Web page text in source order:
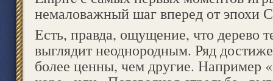
немаловажный шаг вперед от эпохи
Есть, правда, ощущение, что дерево
выглядит неоднородным. Ряд
более ценны, чем другие. Например